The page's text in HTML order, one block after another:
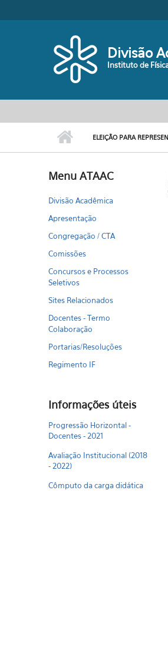
Divisão
Instituto de
ELEIÇÃO PARA
Menu ATAAC
Divisão Acadêmica
Apresentação
Congregação / CTA
Comissões
Concursos e Processos
Seletivos
Sites Relacionados
Docentes - Termo
Colaboração
Portarias/Resoluções
Regimento IF
Informações úteis
Progressão Horizontal -
Docentes - 2021
Avaliação Institucional (2018
- 2022)
Cômputo da carga didática